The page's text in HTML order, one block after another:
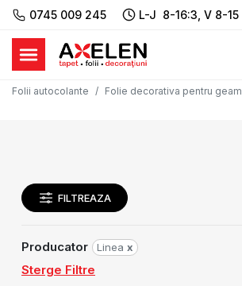
0745 009 245 L-J 8-16:3, V 8-15
Folii autocolante Folie decorativa pentru geam
FILTREAZA
Producator Linea x
Sterge Filtre